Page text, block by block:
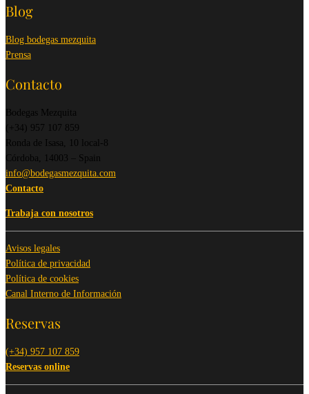
Blog
Blog bodegas mezquita
Prensa
Contacto
Bodegas Mezquita
(+34) 957 107 859
Ronda de Isasa, 10 local-8
Córdoba, 14003 – Spain
info@bodegasmezquita.com
Contacto
Trabaja con nosotros
Avisos legales
Política de privacidad
Política de cookies
Canal Interno de Información
Reservas
(+34) 957 107 859
Reservas online